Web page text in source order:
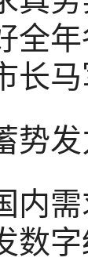
全
长
势
内
数